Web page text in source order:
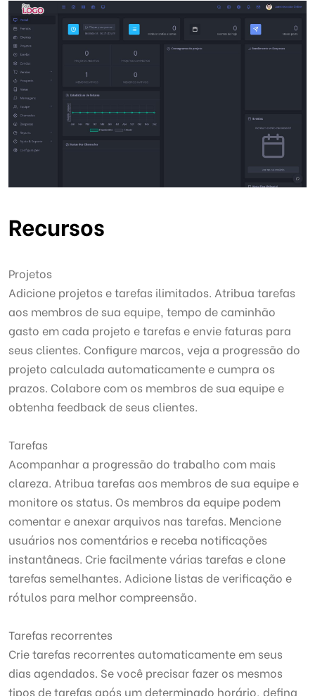
Recursos
Projetos
Adicione projetos e tarefas ilimitados. Atribua tarefas
aos membros de sua equipe, tempo de caminhão
gasto em cada projeto e tarefas e envie faturas para
seus clientes. Configure marcos, veja a progressão do
projeto calculada automaticamente e cumpra os
prazos. Colabore com os membros de sua equipe e
obtenha feedback de seus clientes.
Tarefas
Acompanhar a progressão do trabalho com mais
clareza. Atribua tarefas aos membros de sua equipe e
monitore os status. Os membros da equipe podem
comentar e anexar arquivos nas tarefas. Mencione
usuários nos comentários e receba notificações
instantâneas. Crie facilmente várias tarefas e clone
tarefas semelhantes. Adicione listas de verificação e
rótulos para melhor compreensão.
Tarefas recorrentes
Crie tarefas recorrentes automaticamente em seus
dias agendados. Se você precisar fazer os mesmos
tipos de tarefas após um determinado horário, defina